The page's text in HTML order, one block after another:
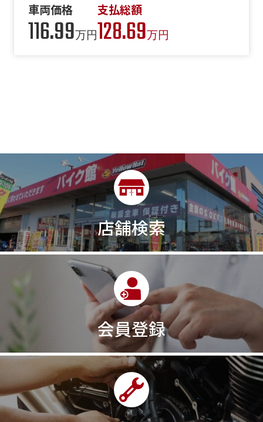
車両価格
116.99万円
支払総額
128.69万円
店舗検索
会員登録